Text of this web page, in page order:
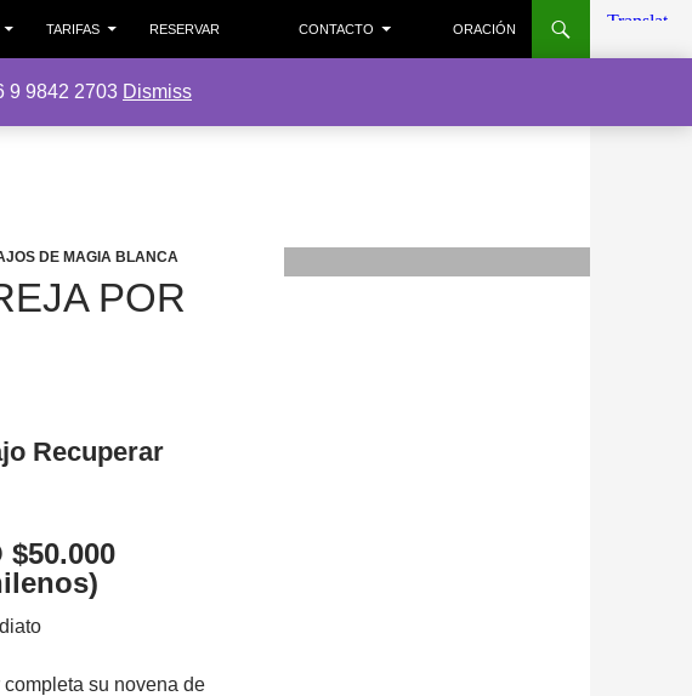
TARIFAS RESERVAR CONTACTO ORACIÓN
DE MAGIA BLANCA
POR
Recuperar
$50.000
su novena de
9 9842 2703 Dismiss